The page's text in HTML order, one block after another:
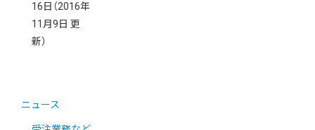
16日 （2016年
11月9日 更
新）
ニュース